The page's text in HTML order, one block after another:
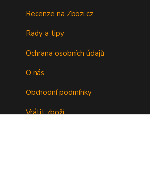
Recenze na Zbozi.cz
Rady a tipy
Ochrana osobních údajů
O nás
Obchodní podmínky
Vrátit zboží